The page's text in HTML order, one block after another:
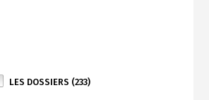
LES DOSSIERS (233)